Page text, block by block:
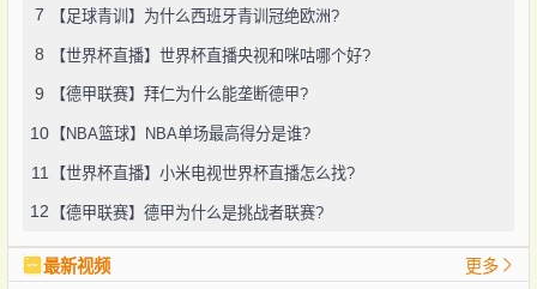
7 【足球青训】为什么西班牙青训冠绝欧洲?
8 【世界杯直播】世界杯直播央视和咪咕哪个好?
9 【德甲联赛】拜仁为什么能垄断德甲?
10 【NBA篮球】NBA单场最高得分是谁?
11 【世界杯直播】小米电视世界杯直播怎么找?
12 【德甲联赛】德甲为什么是挑战者联赛?
最新视频 更多